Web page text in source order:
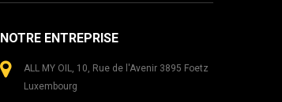
NOTRE ENTREPRISE
ALL MY OIL, 10, Rue de l'Avenir 3895 Foetz
Luxembourg